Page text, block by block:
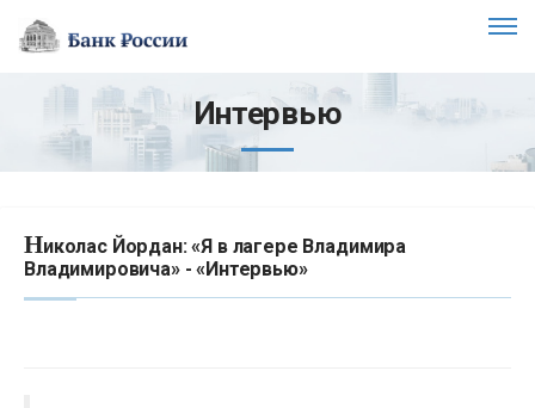
Интервью
Николас Йордан: «Я в лагере Владимира
Владимировича» - «Интервью»